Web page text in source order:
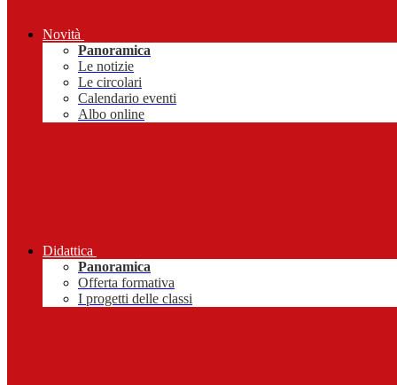
Novità
Panoramica
Le notizie
Le circolari
Calendario eventi
Albo online
Didattica
Panoramica
Offerta formativa
I progetti delle classi